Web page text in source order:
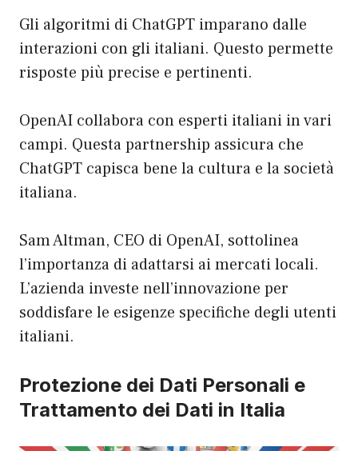
Gli algoritmi di ChatGPT imparano dalle
interazioni con gli italiani. Questo permette
risposte più precise e pertinenti.
OpenAI collabora con esperti italiani in vari
campi. Questa partnership assicura che
ChatGPT capisca bene la cultura e la società
italiana.
Sam Altman, CEO di OpenAI, sottolinea
l’importanza di adattarsi ai mercati locali.
L’azienda investe nell’innovazione per
soddisfare le esigenze specifiche degli utenti
italiani.
Protezione dei Dati Personali e
Trattamento dei Dati in Italia